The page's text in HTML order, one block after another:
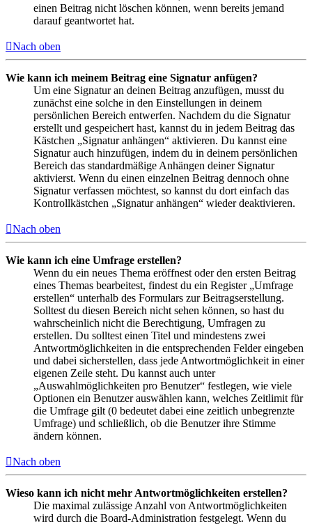
einen Beitrag nicht löschen können, wenn bereits jemand
darauf geantwortet hat.
Nach oben
Wie kann ich meinem Beitrag eine Signatur anfügen?
Um eine Signatur an deinen Beitrag anzufügen, musst du
zunächst eine solche in den Einstellungen in deinem
persönlichen Bereich entwerfen. Nachdem du die Signatur
erstellt und gespeichert hast, kannst du in jedem Beitrag das
Kästchen „Signatur anhängen“ aktivieren. Du kannst eine
Signatur auch hinzufügen, indem du in deinem persönlichen
Bereich das standardmäßige Anhängen deiner Signatur
aktivierst. Wenn du einen einzelnen Beitrag dennoch ohne
Signatur verfassen möchtest, so kannst du dort einfach das
Kontrollkästchen „Signatur anhängen“ wieder deaktivieren.
Nach oben
Wie kann ich eine Umfrage erstellen?
Wenn du ein neues Thema eröffnest oder den ersten Beitrag
eines Themas bearbeitest, findest du ein Register „Umfrage
erstellen“ unterhalb des Formulars zur Beitragserstellung.
Solltest du diesen Bereich nicht sehen können, so hast du
wahrscheinlich nicht die Berechtigung, Umfragen zu
erstellen. Du solltest einen Titel und mindestens zwei
Antwortmöglichkeiten in die entsprechenden Felder eingeben
und dabei sicherstellen, dass jede Antwortmöglichkeit in einer
eigenen Zeile steht. Du kannst auch unter
„Auswahlmöglichkeiten pro Benutzer“ festlegen, wie viele
Optionen ein Benutzer auswählen kann, welches Zeitlimit für
die Umfrage gilt (0 bedeutet dabei eine zeitlich unbegrenzte
Umfrage) und schließlich, ob die Benutzer ihre Stimme
ändern können.
Nach oben
Wieso kann ich nicht mehr Antwortmöglichkeiten erstellen?
Die maximal zulässige Anzahl von Antwortmöglichkeiten
wird durch die Board-Administration festgelegt. Wenn du